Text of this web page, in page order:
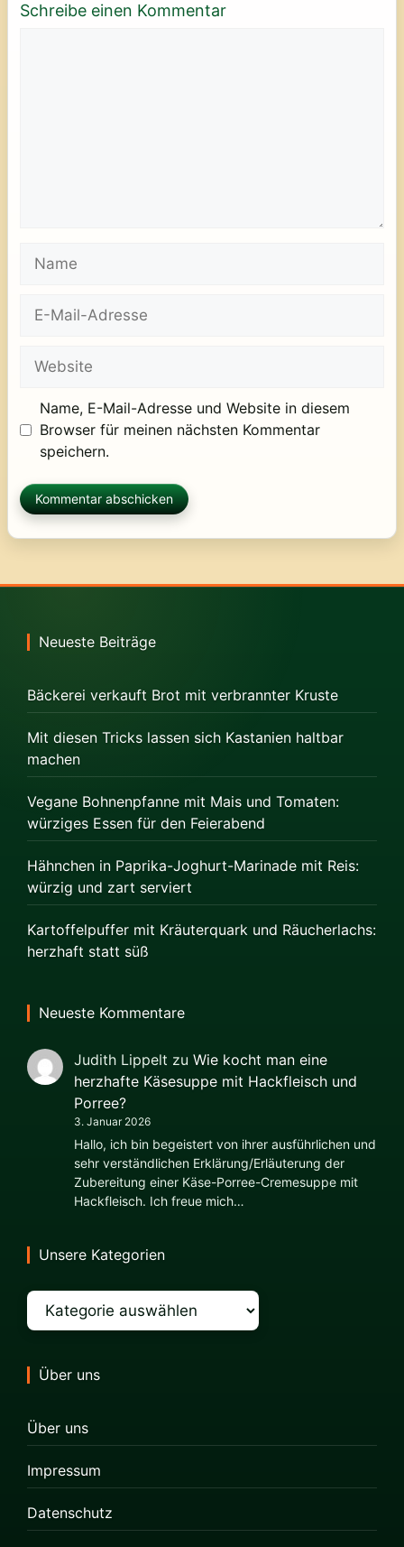
Schreibe einen Kommentar
Name
Mail-
Website
Name, E-Mail-Adresse und Website in diesem
Browser für meinen nächsten Kommentar
speichern.
Neueste Beiträge
Bäckerei verkauft Brot mit verbrannter Kruste
Mit diesen Tricks lassen sich Kastanien haltbar
machen
Vegane Bohnenpfanne mit Mais und Tomaten:
würziges Essen für den Feierabend
Hähnchen in Paprika-Joghurt-Marinade mit Reis:
würzig und zart serviert
Kartoffelpuffer mit Kräuterquark und Räucherlachs:
herzhaft statt süß
Neueste Kommentare
Judith Lippelt zu Wie kocht man eine
herzhafte Käsesuppe mit Hackfleisch und
Porree?
3. Januar 2026
Hallo, ich bin begeistert von ihrer ausführlichen und
sehr verständlichen Erklärung/Erläuterung der
Zubereitung einer Käse-Porree-Cremesuppe mit
Hackfleisch. Ich freue mich…
Unsere Kategorien
Kategorien
Über uns
Über uns
Impressum
Datenschutz